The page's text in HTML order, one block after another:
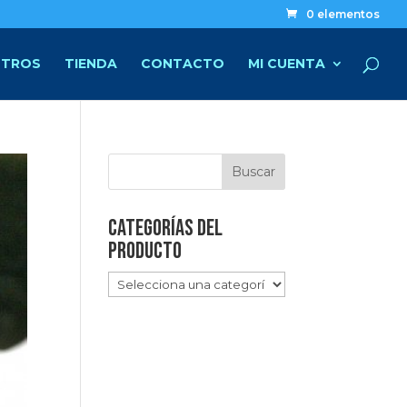
0 elementos
TIENDA CONTACTO MI CUENTA
Categorías del
producto